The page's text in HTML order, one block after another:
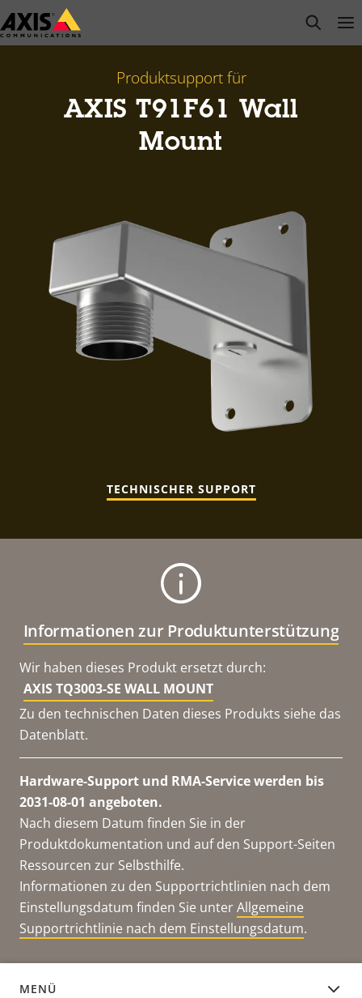
Zum
Hauptinhalt
open
Produktsupport für
AXIS T91F61 Wall
Mount
TECHNISCHER SUPPORT
Informationen zur Produktunterstützung
Wir haben dieses Produkt ersetzt durch:
AXIS TQ3003-SE WALL MOUNT
Zu den technischen Daten dieses Produkts siehe das
Datenblatt.
Hardware-Support und RMA-Service werden bis
2031-08-01 angeboten.
Nach diesem Datum finden Sie in der
Produktdokumentation und auf den Support-Seiten
Ressourcen zur Selbsthilfe.
Informationen zu den Supportrichtlinien nach dem
Einstellungsdatum finden Sie unterAllgemeine
Supportrichtlinie nach dem Einstellungsdatum.
MENÜ
DOKUMENTATION